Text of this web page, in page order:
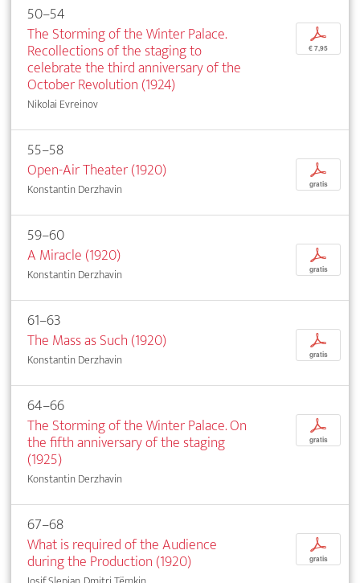
50–54
The Storming of the Winter Palace.
Recollections of the staging to
celebrate the third anniversary of the
October Revolution (1924)
Nikolai Evreinov
p
€ 7,95
55–58
Open-Air Theater (1920)
Konstantin Derzhavin
p
gratis
59–60
A Miracle (1920)
Konstantin Derzhavin
p
gratis
61–63
The Mass as Such (1920)
Konstantin Derzhavin
p
gratis
64–66
The Storming of the Winter Palace. On
the fifth anniversary of the staging
(1925)
Konstantin Derzhavin
p
gratis
67–68
What is required of the Audience
during the Production (1920)
p
gratis